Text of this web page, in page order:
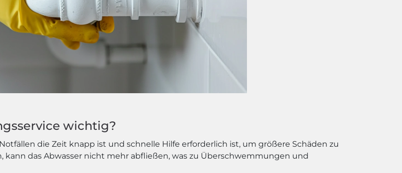
wichtig?
die Zeit knapp ist und schnelle Hilfe erforderlich ist, um größere Schäden zu
das Abwasser nicht mehr abfließen, was zu Überschwemmungen und